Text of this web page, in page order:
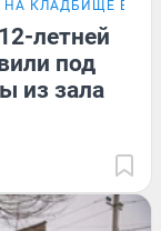
КЛАДБИЩЕ В
летней
под
из зала